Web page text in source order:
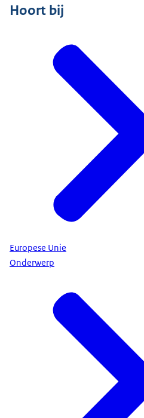
Hoort bij
Europese Unie
Onderwerp